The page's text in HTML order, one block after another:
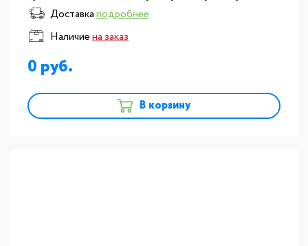
шт. Доставкаподробнее
Наличиена заказ
0
В корзину